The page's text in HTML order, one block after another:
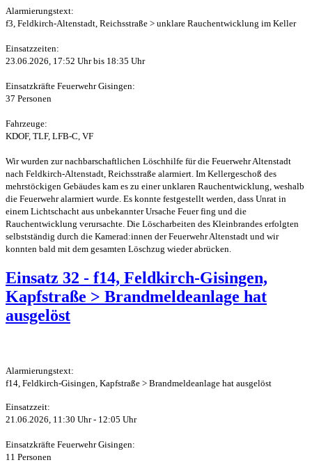
Alarmierungstext:
f3, Feldkirch-Altenstadt, Reichsstraße > unklare Rauchentwicklung im Keller
Einsatzzeiten:
23.06.2026, 17:52 Uhr bis 18:35 Uhr
Einsatzkräfte Feuerwehr Gisingen:
37 Personen
Fahrzeuge:
KDOF, TLF, LFB-C, VF
Wir wurden zur nachbarschaftlichen Löschhilfe für die Feuerwehr Altenstadt
nach Feldkirch-Altenstadt, Reichsstraße alarmiert. Im Kellergeschoß des
mehrstöckigen Gebäudes kam es zu einer unklaren Rauchentwicklung, weshalb
die Feuerwehr alarmiert wurde. Es konnte festgestellt werden, dass Unrat in
einem Lichtschacht aus unbekannter Ursache Feuer fing und die
Rauchentwicklung verursachte. Die Löscharbeiten des Kleinbrandes erfolgten
selbstständig durch die Kamerad:innen der Feuerwehr Altenstadt und wir
konnten bald mit dem gesamten Löschzug wieder abrücken.
Einsatz 32 - f14, Feldkirch-Gisingen,
Kapfstraße > Brandmeldeanlage hat
ausgelöst
Alarmierungstext:
f14, Feldkirch-Gisingen, Kapfstraße > Brandmeldeanlage hat ausgelöst
Einsatzzeit:
21.06.2026, 11:30 Uhr - 12:05 Uhr
Einsatzkräfte Feuerwehr Gisingen:
11 Personen